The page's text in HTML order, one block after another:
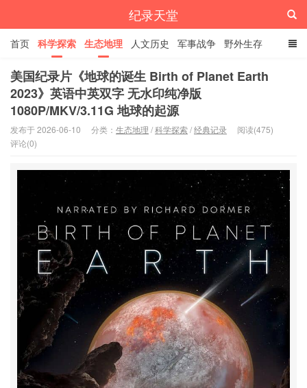
纪录天堂
首页 科学探索 生态地理 人文历史 军事战争 野外生存
经典纪录 4K纪录片 精品资源
美国纪录片《地球的诞生 Birth of Planet Earth
2023》英语中英双字 无水印纯净版
1080P/MKV/3.11G 地球的起源
发布于 2026-06-10 分类： 生态地理 /科学探索/经典记录
阅读(475)
评论(0)